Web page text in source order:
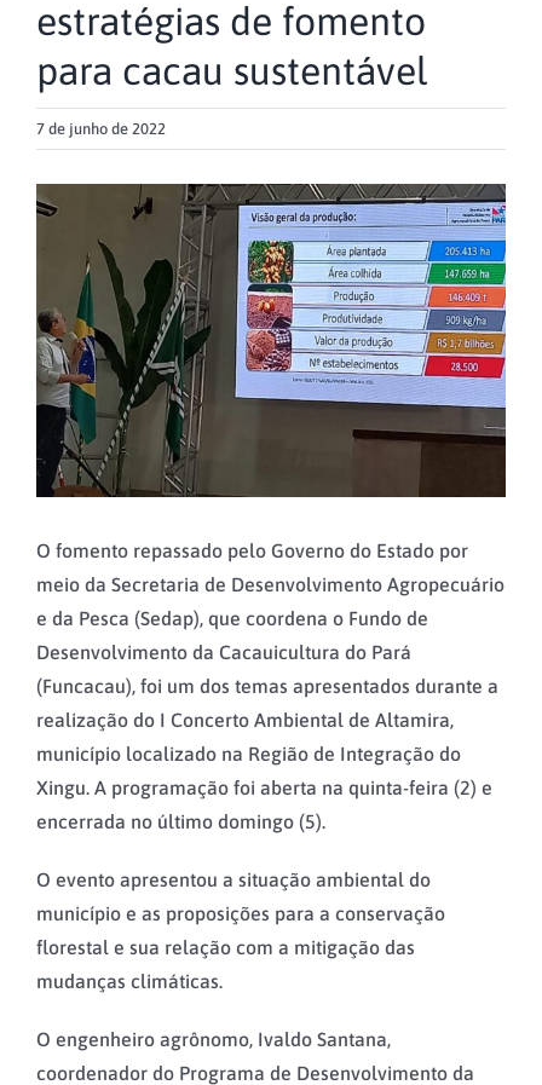
estratégias de fomento
para cacau sustentável
7 de junho de 2022
View
Image
O fomento repassado pelo Governo do Estado por
meio da Secretaria de Desenvolvimento Agropecuário
e da Pesca (Sedap), que coordena o Fundo de
Desenvolvimento da Cacauicultura do Pará
(Funcacau), foi um dos temas apresentados durante a
realização do I Concerto Ambiental de Altamira,
município localizado na Região de Integração do
Xingu. A programação foi aberta na quinta-feira (2) e
encerrada no último domingo (5).
O evento apresentou a situação ambiental do
município e as proposições para a conservação
florestal e sua relação com a mitigação das
mudanças climáticas.
O engenheiro agrônomo, Ivaldo Santana,
coordenador do Programa de Desenvolvimento da